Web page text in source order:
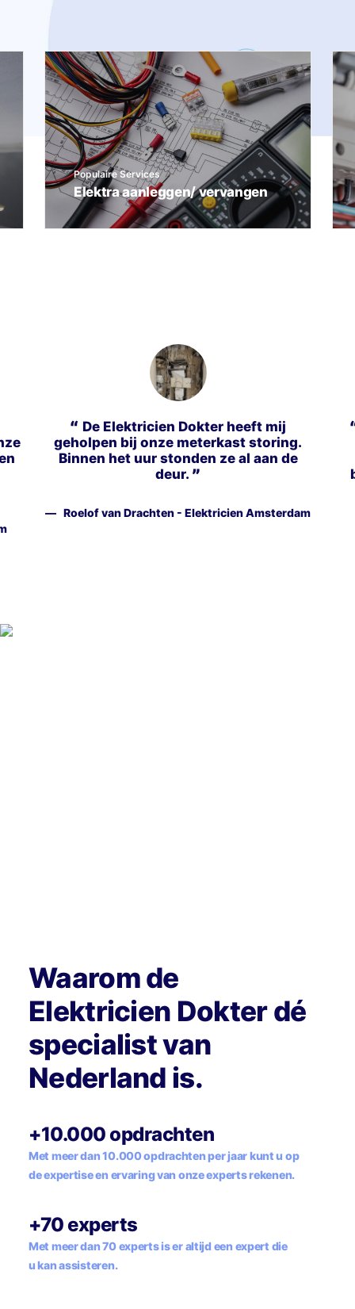
Populaire Services
Elektra aanleggen/ vervangen
De Elektricien Dokter heeft mij
geholpen bij onze meterkast storing.
Binnen het uur stonden ze al aan de
deur.
Roelof van Drachten - Elektricien Amsterdam
Waarom de
Elektricien Dokter dé
specialist van
Nederland is.
+10.000 opdrachten
Met meer dan 10.000 opdrachten per jaar kunt u op
de expertise en ervaring van onze experts rekenen.
+70 experts
Met meer dan 70 experts is er altijd een expert die
u kan assisteren.